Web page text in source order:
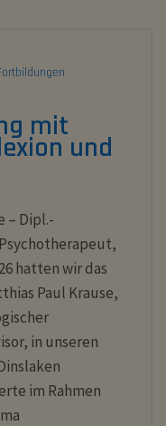
mit
und
– Dipl.-
hatten wir das
Paul Krause,
in unseren
im Rahmen